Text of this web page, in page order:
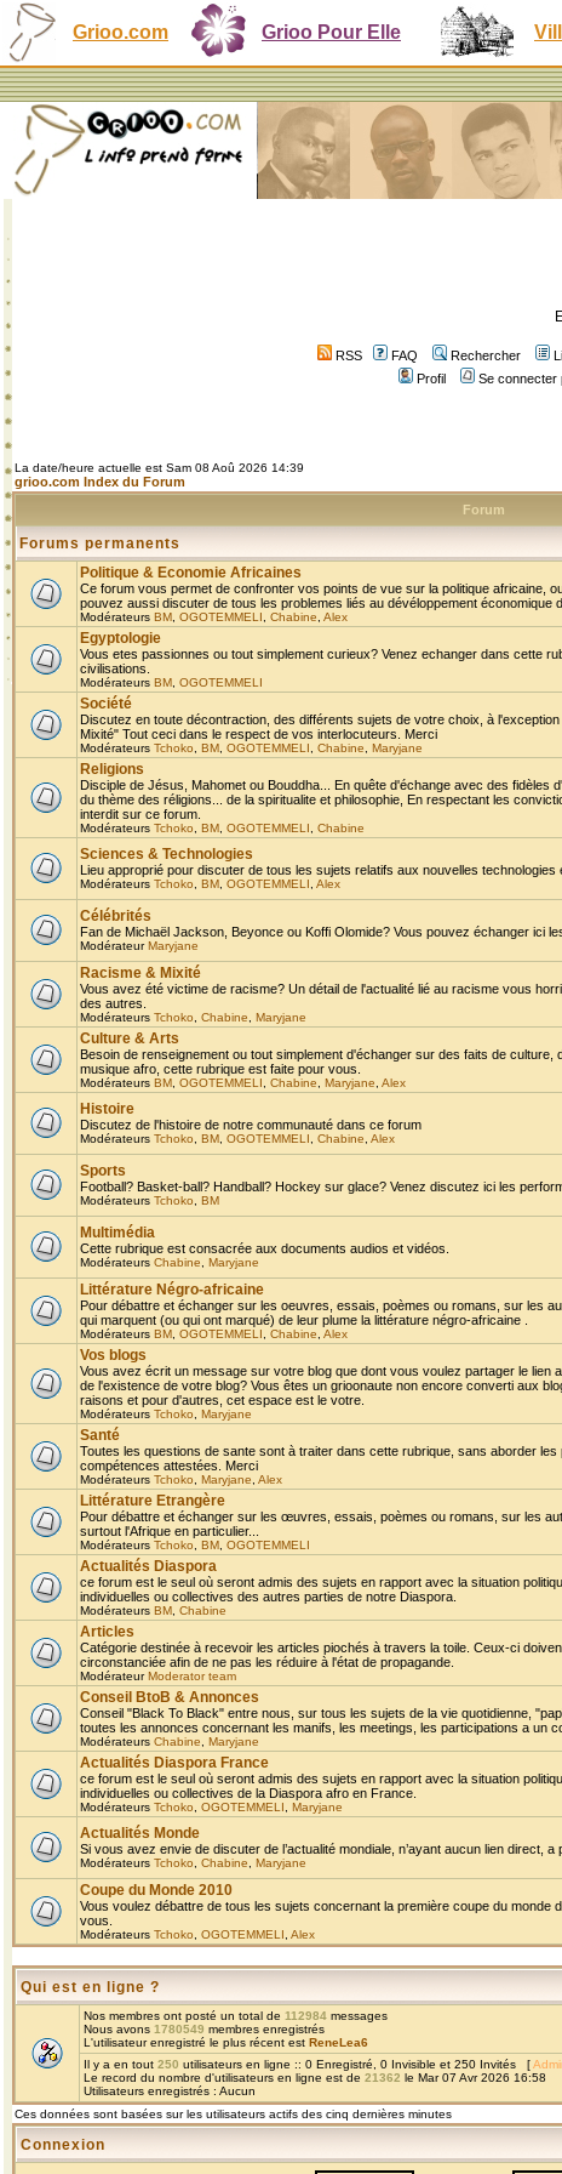
Grioo.com Grioo Pour Elle
RSS FAQ Rechercher
Profil
Se connecter
La date/heure actuelle est Sam 08 Aoû 2026 14:39
grioo.com Index du Forum
Forum
Forums permanents
Politique & Economie Africaines
Ce forum vous permet de confronter vos points de vue sur la politique africaine,
pouvez aussi discuter de tous les problemes liés au dévéloppement économique
Modérateurs BM OGOTEMMELI Chabine Alex
Egyptologie
Vous etes passionnes ou tout simplement curieux? Venez echanger dans cette
civilisations.
Modérateurs BM OGOTEMMELI
Société
Discutez en toute décontraction, des différents sujets de votre choix, à
Mixité" Tout ceci dans le respect de vos interlocuteurs. Merci
Modérateurs Tchoko BM OGOTEMMELI Chabine Maryjane
Religions
Disciple de Jésus, Mahomet ou Bouddha... En quête d'échange avec des fidèles
du thème des réligions... de la spiritualite et philosophie, En respectant les
interdit sur ce forum.
Modérateurs Tchoko BM OGOTEMMELI Chabine
Sciences & Technologies
Lieu approprié pour discuter de tous les sujets relatifs aux nouvelles technologies
Modérateurs Tchoko BM OGOTEMMELI Alex
Célébrités
Fan de Michaël Jackson, Beyonce ou Koffi Olomide? Vous pouvez échanger ici
ModérateurMaryjane
Racisme & Mixité
Vous avez été victime de racisme? Un détail de l'actualité lié au racisme vous
des autres.
Modérateurs Tchoko Chabine Maryjane
Culture & Arts
Besoin de renseignement ou tout simplement d'échanger sur des faits de
musique afro, cette rubrique est faite pour vous.
Modérateurs BM OGOTEMMELI Chabine Maryjane Alex
Histoire
Discutez de l'histoire de notre communauté dans ce forum
Modérateurs Tchoko BM OGOTEMMELI Chabine Alex
Sports
Football? Basket-ball? Handball? Hockey sur glace? Venez discutez ici les
Modérateurs Tchoko BM
Multimédia
Cette rubrique est consacrée aux documents audios et vidéos.
Modérateurs Chabine Maryjane
Littérature Négro-africaine
Pour débattre et échanger sur les oeuvres, essais, poèmes ou romans, sur les
qui marquent (ou qui ont marqué) de leur plume la littérature négro-africaine .
Modérateurs BM OGOTEMMELI Chabine Alex
Vos blogs
Vous avez écrit un message sur votre blog que dont vous voulez partager le lien
de l'existence de votre blog? Vous êtes un grioonaute non encore converti aux
raisons et pour d'autres, cet espace est le votre.
Modérateurs Tchoko Maryjane
Santé
Toutes les questions de sante sont à traiter dans cette rubrique, sans aborder
compétences attestées. Merci
Modérateurs Tchoko Maryjane Alex
Littérature Etrangère
Pour débattre et échanger sur les œuvres, essais, poèmes ou romans, sur les
surtout l'Afrique en particulier...
Modérateurs Tchoko BM OGOTEMMELI
Actualités Diaspora
ce forum est le seul où seront admis des sujets en rapport avec la situation
individuelles ou collectives des autres parties de notre Diaspora.
Modérateurs BM Chabine
Articles
Catégorie destinée à recevoir les articles piochés à travers la toile. Ceux-ci
circonstanciée afin de ne pas les réduire à l'état de propagande.
ModérateurModerator team
Conseil BtoB & Annonces
Conseil "Black To Black" entre nous, sur tous les sujets de la vie quotidienne,
toutes les annonces concernant les manifs, les meetings, les participations a un
Modérateurs Chabine Maryjane
Actualités Diaspora France
ce forum est le seul où seront admis des sujets en rapport avec la situation
individuelles ou collectives de la Diaspora afro en France.
Modérateurs Tchoko OGOTEMMELI Maryjane
Actualités Monde
Si vous avez envie de discuter de l’actualité mondiale, n’ayant aucun lien direct,
Modérateurs Tchoko Chabine Maryjane
Coupe du Monde 2010
Vous voulez débattre de tous les sujets concernant la première coupe du monde
vous.
Modérateurs Tchoko OGOTEMMELI Alex
Qui est en ligne ?
Nos membres ont posté un total de 112984 messages
Nous avons 1780549 membres enregistrés
L'utilisateur enregistré le plus récent est ReneLea6
Il y a en tout 250 utilisateurs en ligne :: 0 Enregistré, 0 Invisible et 250 Invités [
Le record du nombre d'utilisateurs en ligne est de 21362 le Mar 07 Avr 2026 16:58
Utilisateurs enregistrés : Aucun
Ces données sont basées sur les utilisateurs actifs des cinq dernières minutes
Connexion